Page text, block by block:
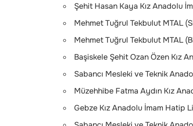
Şehit Hasan Kaya Kız Anadolu
Mehmet Tuğrul Tekbulut MTAL
Mehmet Tuğrul Tekbulut MTAL
Başiskele Şehit Ozan Özen Kız
Sabancı Mesleki ve Teknik
Müzehhibe Fatma Aydın Kız
Gebze Kız Anadolu İmam Hatip